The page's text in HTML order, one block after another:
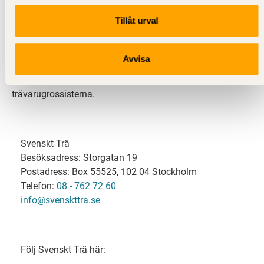
Tillåt urval
Avvisa
Svenskt Trä representerar svensk sågverksindustri
och är en del av branschorganisationen
svensk limträ-, KL-trä- och förpackningsindustri samt
trävarugrossisterna.
Svenskt Trä
Besöksadress: Storgatan 19
Postadress: Box 55525, 102 04 Stockholm
Telefon: 08 - 762 72 60
info@svenskttra.se
Följ Svenskt Trä här: